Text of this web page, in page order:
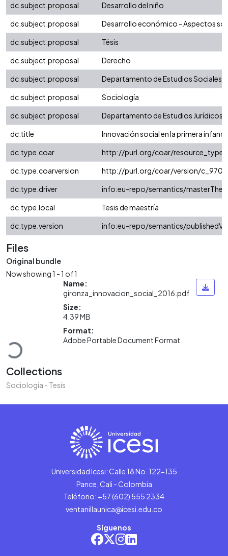
dc.subject.proposal
Desarrollo del niño
dc.subject.proposal
Desarrollo económico - Aspectos
dc.subject.proposal
Tésis
dc.subject.proposal
Derecho
dc.subject.proposal
Departamento de Estudios Sociales
dc.subject.proposal
Sociología
dc.subject.proposal
Departamento de Estudios Jurídicos
dc.title
Innovación social en la primera
dc.type.coar
http://purl.org/coar/resource_type/
dc.type.coarversion
http://purl.org/coar/version/
dc.type.driver
info:eu-repo/semantics/
dc.type.local
Tesis de maestría
dc.type.version
info:eu-repo/semantics/
Files
Original bundle
Now showing1 - 1 of 1
Loading...
Name:
gironza_innovacion_social_2016.pdf
Size:
4.39 MB
Format:
Adobe Portable Document Format
Collections
Sociología - Tesis
Universidad Icesi: Calle 18 No. 122-135
Pance, Cali - Colombia
Teléfono: +57 (602) 555 2334
ventanillaunica@icesi.edu.co
Síguenos